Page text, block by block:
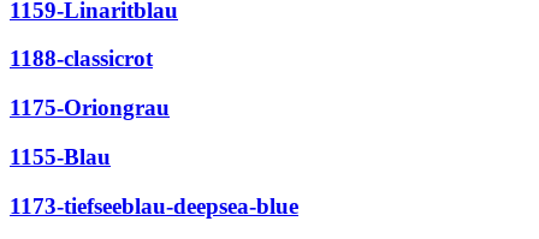
1159-Linaritblau
1188-classicrot
1175-Oriongrau
1155-Blau
1173-tiefseeblau-deepsea-blue